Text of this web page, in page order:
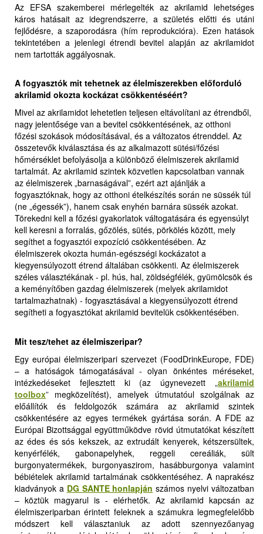
Az EFSA szakemberei mérlegelték az akrilamid lehetséges
káros hatásait az idegrendszerre, a születés előtti és utáni
fejlődésre, a szaporodásra (hím reprodukcióra). Ezen hatások
tekintetében a jelenlegi étrendi bevitel alapján az akrilamidot
nem tartották aggályosnak.
A fogyasztók mit tehetnek az élelmiszerekben előforduló
akrilamid okozta kockázat csökkentéséért?
Mivel az akrilamidot lehetetlen teljesen eltávolítani az étrendből,
nagy jelentősége van a bevitel csökkentésének, az otthoni
főzési szokások módosításával, és a változatos étrenddel. Az
összetevők kiválasztása és az alkalmazott sütési/főzési
hőmérséklet befolyásolja a különböző élelmiszerek akrilamid
tartalmát. Az akrilamid szintek közvetlen kapcsolatban vannak
az élelmiszerek „barnaságával”, ezért azt ajánlják a
fogyasztóknak, hogy az otthoni ételkészítés során ne süssék túl
(ne „égessék”), hanem csak enyhén barnára süssék azokat.
Törekedni kell a főzési gyakorlatok váltogatására és egyensúlyt
kell keresni a forralás, gőzölés, sütés, pörkölés között, mely
segíthet a fogyasztói expozíció csökkentésében. Az
élelmiszerek okozta humán-egészségi kockázatot a
kiegyensúlyozott étrend általában csökkenti. Az élelmiszerek
széles választékának - pl. hús, hal, zöldségfélék, gyümölcsök és
a keményítőben gazdag élelmiszerek (melyek akrilamidot
tartalmazhatnak) - fogyasztásával a kiegyensúlyozott étrend
segítheti a fogyasztókat akrilamid bevitelük csökkentésében.
Mit tesz/tehet az élelmiszeripar?
Egy európai élelmiszeripari szervezet (FoodDrinkEurope, FDE)
– a hatóságok támogatásával - olyan önkéntes méréseket,
intézkedéseket fejlesztett ki (az úgynevezett „akrilamid
toolbox” megközelítést), amelyek útmutatóul szolgálnak az
előállítók és feldolgozók számára az akrilamid szintek
csökkentésére az egyes termékek gyártása során. A FDE az
Európai Bizottsággal együttműködve rövid útmutatókat készített
az édes és sós kekszek, az extrudált kenyerek, kétszersültek,
kenyérfélék, gabonapelyhek, reggeli cereáliák, sült
burgonyatermékek, burgonyaszirom, hasábburgonya valamint
bébiételek akrilamid tartalmának csökkentéséhez. A naprakész
kiadványok a DG SANTE honlapján számos nyelvi változatban
– köztük magyarul is - elérhetők. Az akrilamid kapcsán az
élelmiszeriparban érintett feleknek a számukra legmegfelelőbb
módszert kell választaniuk az adott szennyezőanyag